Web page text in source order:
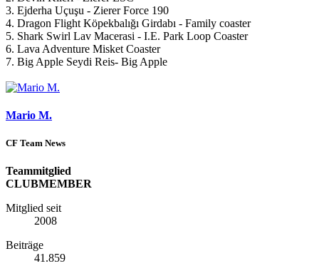
3. Ejderha Uçuşu - Zierer Force 190
4. Dragon Flight Köpekbalığı Girdabı - Family coaster
5. Shark Swirl Lav Macerasi - I.E. Park Loop Coaster
6. Lava Adventure Misket Coaster
7. Big Apple Seydi Reis- Big Apple
Mario M.
CF Team News
Teammitglied
CLUBMEMBER
Mitglied seit
2008
Beiträge
41.859